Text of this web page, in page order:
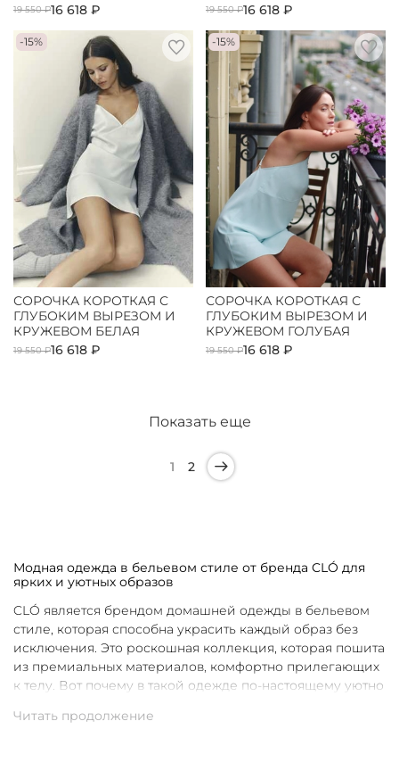
19 550 ₽16 618 ₽ 19 550 ₽16 618 ₽
-15%
СОРОЧКА КОРОТКАЯ С
ГЛУБОКИМ ВЫРЕЗОМ И
КРУЖЕВОМ БЕЛАЯ
19 550 ₽16 618 ₽
-15%
СОРОЧКА КОРОТКАЯ С
ГЛУБОКИМ ВЫРЕЗОМ И
КРУЖЕВОМ ГОЛУБАЯ
19 550 ₽16 618 ₽
Показать еще
1 2
Модная одежда в бельевом стиле от бренда CLÓ для
ярких и уютных образов
CLÓ является брендом домашней одежды в бельевом
стиле, которая способна украсить каждый образ без
исключения. Это роскошная коллекция, которая пошита
из премиальных материалов, комфортно прилегающих
к телу. Вот почему в такой одежде по-настоящему уютно
продуманные фасоны позволяют каждой женщине